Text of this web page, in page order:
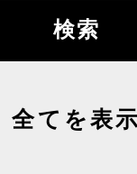
全てを表示